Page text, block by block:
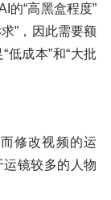
的“高黑盒程度”
”，因此需要额
低成本”和“大批
修改视频的运
镜较多的人物